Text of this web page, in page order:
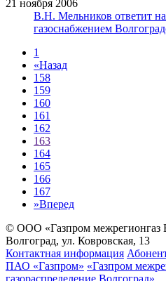
21 ноября 2006
В.Н. Мельников ответит
газоснабжением
1
«Назад
158
159
160
161
162
163
164
165
166
167
»Вперед
© ООО «Газпром межрегионгаз
Волгоград, ул. Ковровская, 13
Контактная информация
ПАО «Газпром» «Газпром
газораспределение Волгоград»